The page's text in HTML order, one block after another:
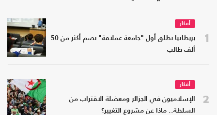
1
أفكار
بريطانيا تطلق أول "جامعة عملاقة" تضم أكثر من 50
ألف طالب
2
أفكار
الإسلاميون في الجزائر ومعضلة الاقتراب من
السلطة.. ماذا عن مشروع التغيير؟